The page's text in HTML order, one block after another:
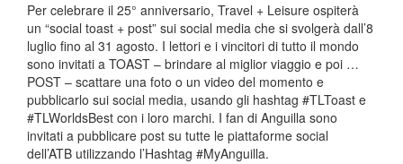
Per celebrare il 25° anniversario, Travel + Leisure ospiterà
un “social toast + post” sui social media che si svolgerà dall’8
luglio fino al 31 agosto. I lettori e i vincitori di tutto il mondo
sono invitati a TOAST – brindare al miglior viaggio e poi …
POST – scattare una foto o un video del momento e
pubblicarlo sui social media, usando gli hashtag #TLToast e
#TLWorldsBest con i loro marchi. I fan di Anguilla sono
invitati a pubblicare post su tutte le piattaforme social
dell’ATB utilizzando l’Hashtag #MyAnguilla.